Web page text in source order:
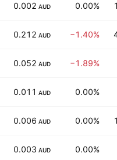
0.002 AUD 0.00%
0.212 AUD −1.40%
0.052 AUD −1.89%
0.011 AUD 0.00%
0.006 AUD 0.00%
0.003 AUD 0.00%